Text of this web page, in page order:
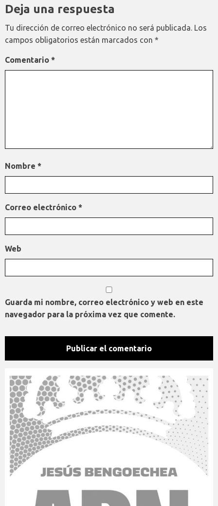
Deja una respuesta
Tu dirección de correo electrónico no será publicada. Los
campos obligatorios están marcados con *
Comentario *
Nombre *
Correo electrónico *
Web
Guarda mi nombre, correo electrónico y web en este
navegador para la próxima vez que comente.